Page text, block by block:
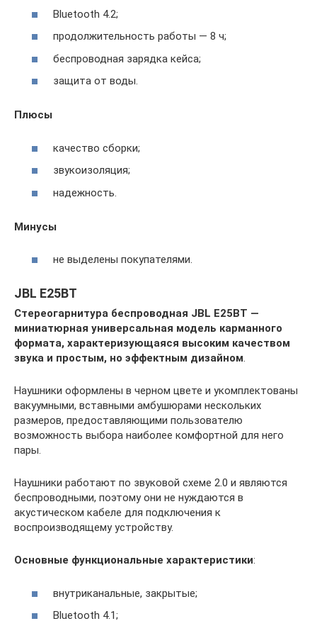
Bluetooth 4.2;
продолжительность работы — 8 ч;
беспроводная зарядка кейса;
защита от воды.
Плюсы
качество сборки;
звукоизоляция;
надежность.
Минусы
не выделены покупателями.
JBL E25BT
Стереогарнитура беспроводная JBL E25BT —
миниатюрная универсальная модель карманного
формата, характеризующаяся высоким качеством
звука и простым, но эффектным дизайном.
Наушники оформлены в черном цвете и укомплектованы
вакуумными, вставными амбушюрами нескольких
размеров, предоставляющими пользователю
возможность выбора наиболее комфортной для него
пары.
Наушники работают по звуковой схеме 2.0 и являются
беспроводными, поэтому они не нуждаются в
акустическом кабеле для подключения к
воспроизводящему устройству.
Основные функциональные характеристики:
внутриканальные, закрытые;
Bluetooth 4.1;